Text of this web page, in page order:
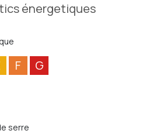
énergetiques
F G
serre